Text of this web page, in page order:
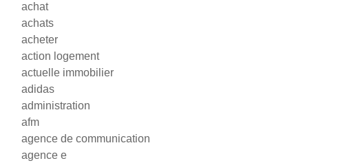
achat
achats
acheter
action logement
actuelle immobilier
adidas
administration
afm
agence de communication
agence e